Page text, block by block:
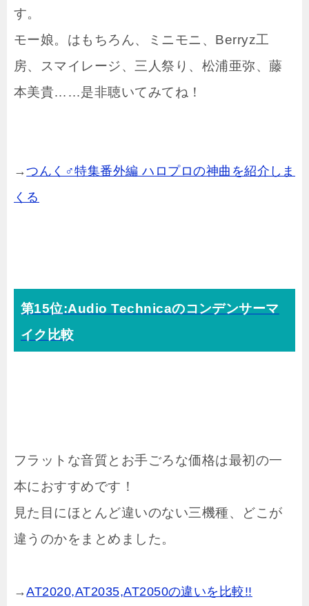
す。
モー娘。はもちろん、ミニモニ、Berryz工
房、スマイレージ、三人祭り、松浦亜弥、藤
本美貴……是非聴いてみてね！
→つんく♂特集番外編 ハロプロの神曲を紹介しま
くる
第15位:Audio Technicaのコンデンサーマ
イク比較
フラットな音質とお手ごろな価格は最初の一
本におすすめです！
見た目にほとんど違いのない三機種、どこが
違うのかをまとめました。
→AT2020,AT2035,AT2050の違いを比較!!